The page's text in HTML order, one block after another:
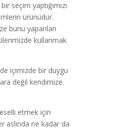
seçim yaptığımızı
ürünüdür.
bunu yapanları
kullanmak
içimizde bir duygu
değil kendimize
etmek için
aslında ne kadar da